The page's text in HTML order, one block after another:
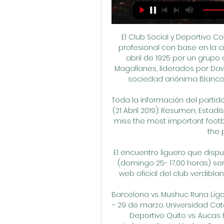
El Club Social y Deportivo Colo-Colo es una institución dedicada al fútbol profesional con base en la ciudad de Santiago, Chile.Fue fundado el 19 de abril de 1925 por un grupo de ex futbolistas del Club Social y Deportivo Magallanes, liderados por David Arellano.Desde 2005 es administrado por la sociedad anónima Blanco y Negro S.A. bajo un sistema de concesión.

Toda la información del partido Francana vs Taquaritinga en vivo de Paulista B (21 Abril 2019): Resumen, Estadísticas, Alineación y Resultados - Besoccer. Don't miss the most important football matches while navigating as usual through the pages of your choice.

El encuentro liguero que disputarán Racing y Real Valladolid B en El Sardinero (domingo 25- 17,00 horas) será televisado en directo a través de la página web oficial del club verdiblanco, www.realracingclub.es, y la APP RacingMovil.

Barcelona vs. Mushuc Runa Liga de Loja vs. Universidad Católica Décima Fecha – 29 de marzo. Universidad Católica vs. Barcelona Liga de Quito vs. Liga de Loja Deportivo Quito vs. Aucas River Plate vs. Emelec Deportivo Cuenca vs. Independiente Mushuc Runa vs. El Nacional. Undécima Fecha – 5 de abril. Aucas vs. Mushuc Runa Independiente vs.

El pleito entre Frida Sofía y Alejandra Guzmán está que arde, pues esta vez la respuesta de Frida a las declaraciones en que su madre 'le leyó la cartilla' y le ofreció apoyo para terapias fueron acompañadas de capturas de pantalla de una conversación en WhatsApp.

3- San Carlos Lwanga y sus 11 compañeros - Santo Ovidio (patrono de los sordos). 4- San Francisco Caracciolo. Santa patrona del Perú, ademas patrona de la Mujer, las costureras y floristas - Santa Margarita Ward - Santa Tecla Mártir 31- San Ramón Nonato (patrón de los partos, matronas, niños, embarazadas y personas acusadas falsamente)

Ve el perfil de Gabriela Tobias en LinkedIn, la mayor red profesional del mundo. Gabriela tiene 3 empleos en su perfil. Ve el perfil completo en LinkedIn y descubre los contactos y empleos de Gabriela en empresas similares.

Hinchas de Cerro Porteño y Olimpia se enfrentaron durante la final del torneo de futsal FIFA en la Secretaría Nacional de Deportes. El encuentro fue suspendido por los disturbios, que dejó heridos y varias personas detenidas. La final de futsal FIFA entre los clubes Cerro Porteño y el Olimpia

River Plate, campeón vigente de la Copa Libertadores de América, recibirá a Boca Juniors en el primer Superclásico correspondiente a la semifinal del máximo torneo continental, que tendrá su final única el 23 de noviembre en Santiago de Chile. El estadio Monumental de Núñez será el

VER Nacional vs Capiata en vivo en directo Fútbol Paraguayo. Nacional vs Capiata en vivo en directo.. Nacional vs Capiata en vivo en directo. Nacional y Deportivo Capiatá vienen de perder en sus presentaciones precedentes y esta tarde tienen cita en el estadio Arsenio Erico,. ASUNCIÓN …

Highlights Real Sporting vs Levante UD (0-0) - YouTube YouTube YouTube 2:08 YouTube LALIGA Hypermotion 9 dic 2023 9 dic 2023

Lima, 12 feb (EFE).- El Unión Huaral y el Bolognesi de Tacna se mantienen como líderes del torneo Apertura peruano, tras derrotar en la segunda jornada al Cienciano y al Universitario de Deportes, respectivamente. El Huaral hizo valer su condición de local para vencer por 1 a 0 al Cienciano, con

El bicampeón del fútbol salvadoreño, Santa Tecla, y el Futbolistas Asociados Santanecos (FAS) comparten el liderato del Apertura 2017 con 4 puntos, los mismos que otros tres equipos, pero con mejor cuota goleadora. -Resultados de la segunda jornada: Dragón 0-2 Santa Tecla Pasaquina 2-1 Audaz Chalatenango 3-2 Águila Sonsonate 0-0 Alianza.

Sporting de Gijón 0 Vs 0 Levante UD (EN VIVO - YouTube YouTube YouTube 2:20:50 YouTube eLive